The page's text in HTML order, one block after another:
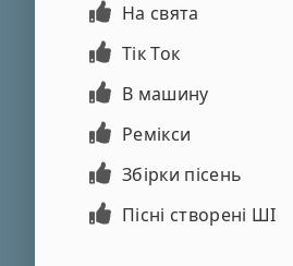
На свята
Тік Ток
В машину
Ремікси
Збірки пісень
Пісні створені ШІ